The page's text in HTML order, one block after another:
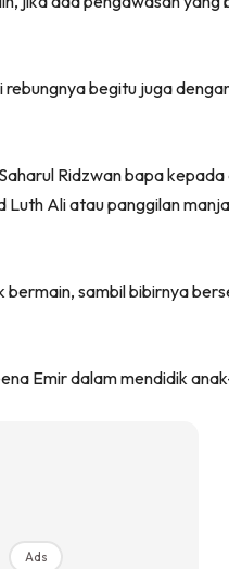
begitu juga
Ridzwan bapa
Ali atau panggilan
bermain, sambil bibirnya
Emir dalam mendidik
Ads